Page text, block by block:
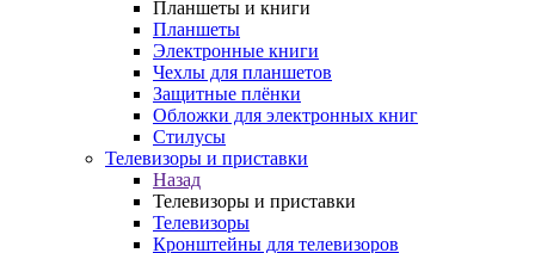
Планшеты и книги
Планшеты
Электронные книги
Чехлы для планшетов
Защитные плёнки
Обложки для электронных книг
Стилусы
Телевизоры и приставки
Назад
Телевизоры и приставки
Телевизоры
Кронштейны для телевизоров